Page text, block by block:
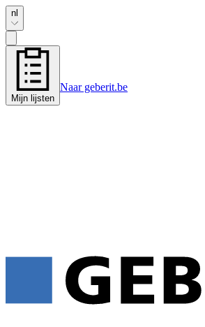
nl
Mijn lijsten
Naar geberit.be